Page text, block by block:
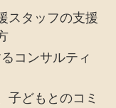
スタッフの支援
コンサルティ
子どもとのコミ